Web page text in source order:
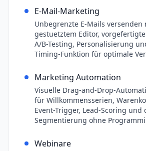
E-Mail-Marketing
Unbegrenzte E-Mails versenden
gestuetztem Editor,
A/B-Testing, Personalisierung
Timing-Funktion für optimale
Marketing Automation
Visuelle Drag-and-Drop-
für Willkommensserien,
Event-Trigger, Lead-Scoring und
Segmentierung ohne
Webinare